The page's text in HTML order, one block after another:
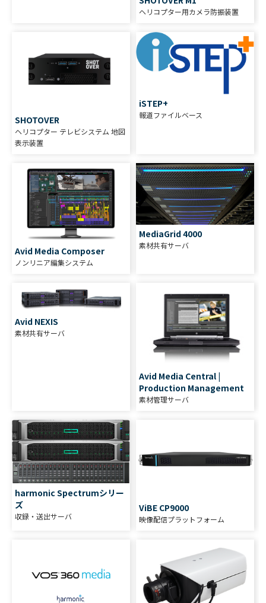
ヘリコプター用カメラ防振装置
SHOTOVER
ヘリコプター テレビシステム 地図
表示装置
iSTEP+
報道ファイルベース
Avid Media Composer
ノンリニア編集システム
MediaGrid 4000
素材共有サーバ
Avid NEXIS
素材共有サーバ
Avid Media Central |
Production Management
素材管理サーバ
harmonic Spectrumシリー
ズ
収録・送出サーバ
ViBE CP9000
映像配信プラットフォーム